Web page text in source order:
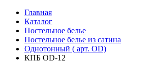
Главная
Каталог
Постельное белье
Постельное белье из сатина
Однотонный ( арт. OD)
КПБ OD-12